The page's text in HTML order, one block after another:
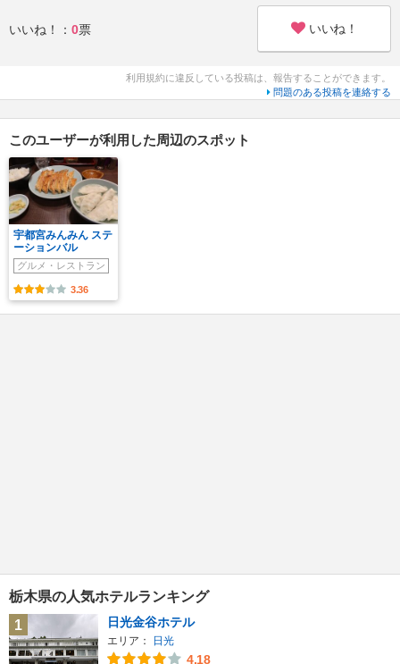
いいね！： 0票 いいね！
利用規約に違反している投稿は、報告することができます。
問題のある投稿を連絡する
このユーザーが利用した周辺のスポット
宇都宮みんみん ステ
ーションバル
グルメ・レストラン
3.36
栃木県の人気ホテルランキング
1
日光金谷ホテル
エリア： 日光
4.18